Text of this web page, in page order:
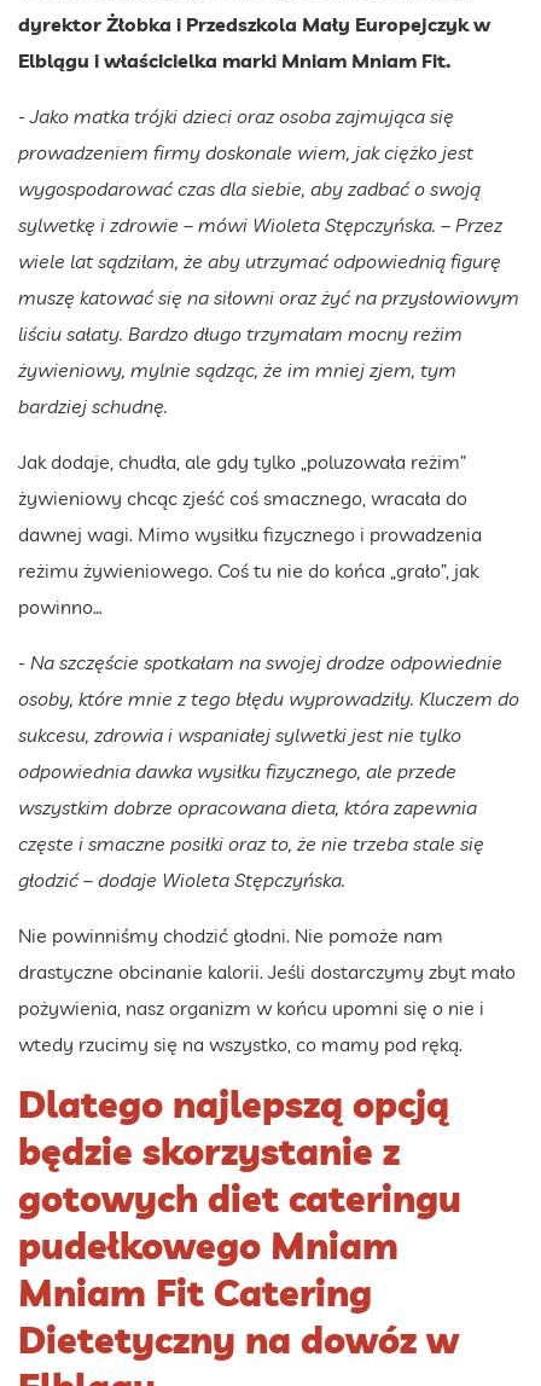
dyrektor Żłobka i Przedszkola Mały Europejczyk w
Elblągu i właścicielka marki Mniam Mniam Fit.
- Jako matka trójki dzieci oraz osoba zajmująca się
prowadzeniem firmy doskonale wiem, jak ciężko jest
wygospodarować czas dla siebie, aby zadbać o swoją
sylwetkę i zdrowie – mówi Wioleta Stępczyńska. – Przez
wiele lat sądziłam, że aby utrzymać odpowiednią figurę
muszę katować się na siłowni oraz żyć na przysłowiowym
liściu sałaty. Bardzo długo trzymałam mocny reżim
żywieniowy, mylnie sądząc, że im mniej zjem, tym
bardziej schudnę.
Jak dodaje, chudła, ale gdy tylko „poluzowała reżim”
żywieniowy chcąc zjeść coś smacznego, wracała do
dawnej wagi. Mimo wysiłku fizycznego i prowadzenia
reżimu żywieniowego. Coś tu nie do końca „grało”, jak
powinno…
- Na szczęście spotkałam na swojej drodze odpowiednie
osoby, które mnie z tego błędu wyprowadziły. Kluczem do
sukcesu, zdrowia i wspaniałej sylwetki jest nie tylko
odpowiednia dawka wysiłku fizycznego, ale przede
wszystkim dobrze opracowana dieta, która zapewnia
częste i smaczne posiłki oraz to, że nie trzeba stale się
głodzić – dodaje Wioleta Stępczyńska.
Nie powinniśmy chodzić głodni. Nie pomoże nam
drastyczne obcinanie kalorii. Jeśli dostarczymy zbyt mało
pożywienia, nasz organizm w końcu upomni się o nie i
wtedy rzucimy się na wszystko, co mamy pod ręką.
Dlatego najlepszą opcją
będzie skorzystanie z
gotowych diet cateringu
pudełkowego Mniam
Mniam Fit Catering
Dietetyczny na dowóz w